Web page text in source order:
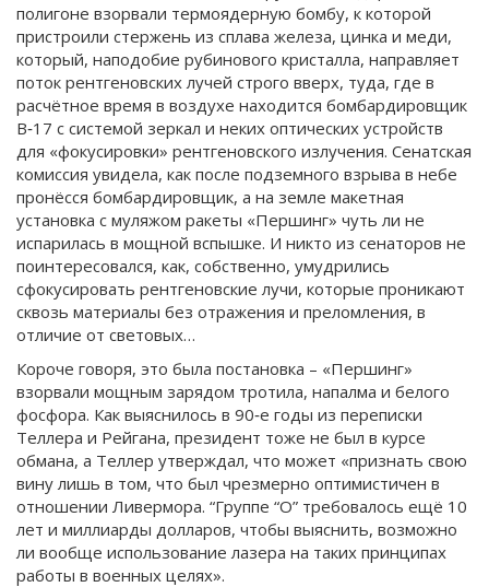
полигоне взорвали термоядерную бомбу, к которой
пристроили стержень из сплава железа, цинка и меди,
который, наподобие рубинового кристалла, направляет
поток рентгеновских лучей строго вверх, туда, где в
расчётное время в воздухе нахо­дится бомбардировщик
B‑17 с системой зеркал и неких оптических устройств
для «фокуси­ровки» рентгеновского излучения. Сенатская
комиссия увидела, как после подземного взрыва в небе
пронёсся бомбардировщик, а на земле макетная
установка с муляжом ракеты «Першинг» чуть ли не
испарилась в мощной вспышке. И никто из сенаторов не
поинтересовался, как, собственно, умудрились
сфокусировать рентгеновские лучи, которые проникают
сквозь материалы без отражения и преломления, в
отличие от световых…
Короче говоря, это была постановка – «Першинг»
взорвали мощным зарядом тротила, напалма и белого
фосфора. Как выяснилось в 90‑е годы из переписки
Теллера и Рейгана, президент тоже не был в курсе
обмана, а Теллер утверждал, что может «признать свою
вину лишь в том, что был чрезмерно оптимистичен в
отношении Ливермора. “Группе “О” требовалось ещё 10
лет и миллиарды долларов, чтобы выяснить, возможно
ли вообще использование лазера на таких принципах
работы в военных целях».